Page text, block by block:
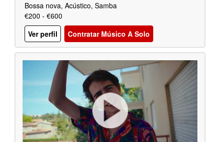
Bossa nova, Acústico, Samba
€200 - €600
Ver perfil
Contratar Músico A Solo